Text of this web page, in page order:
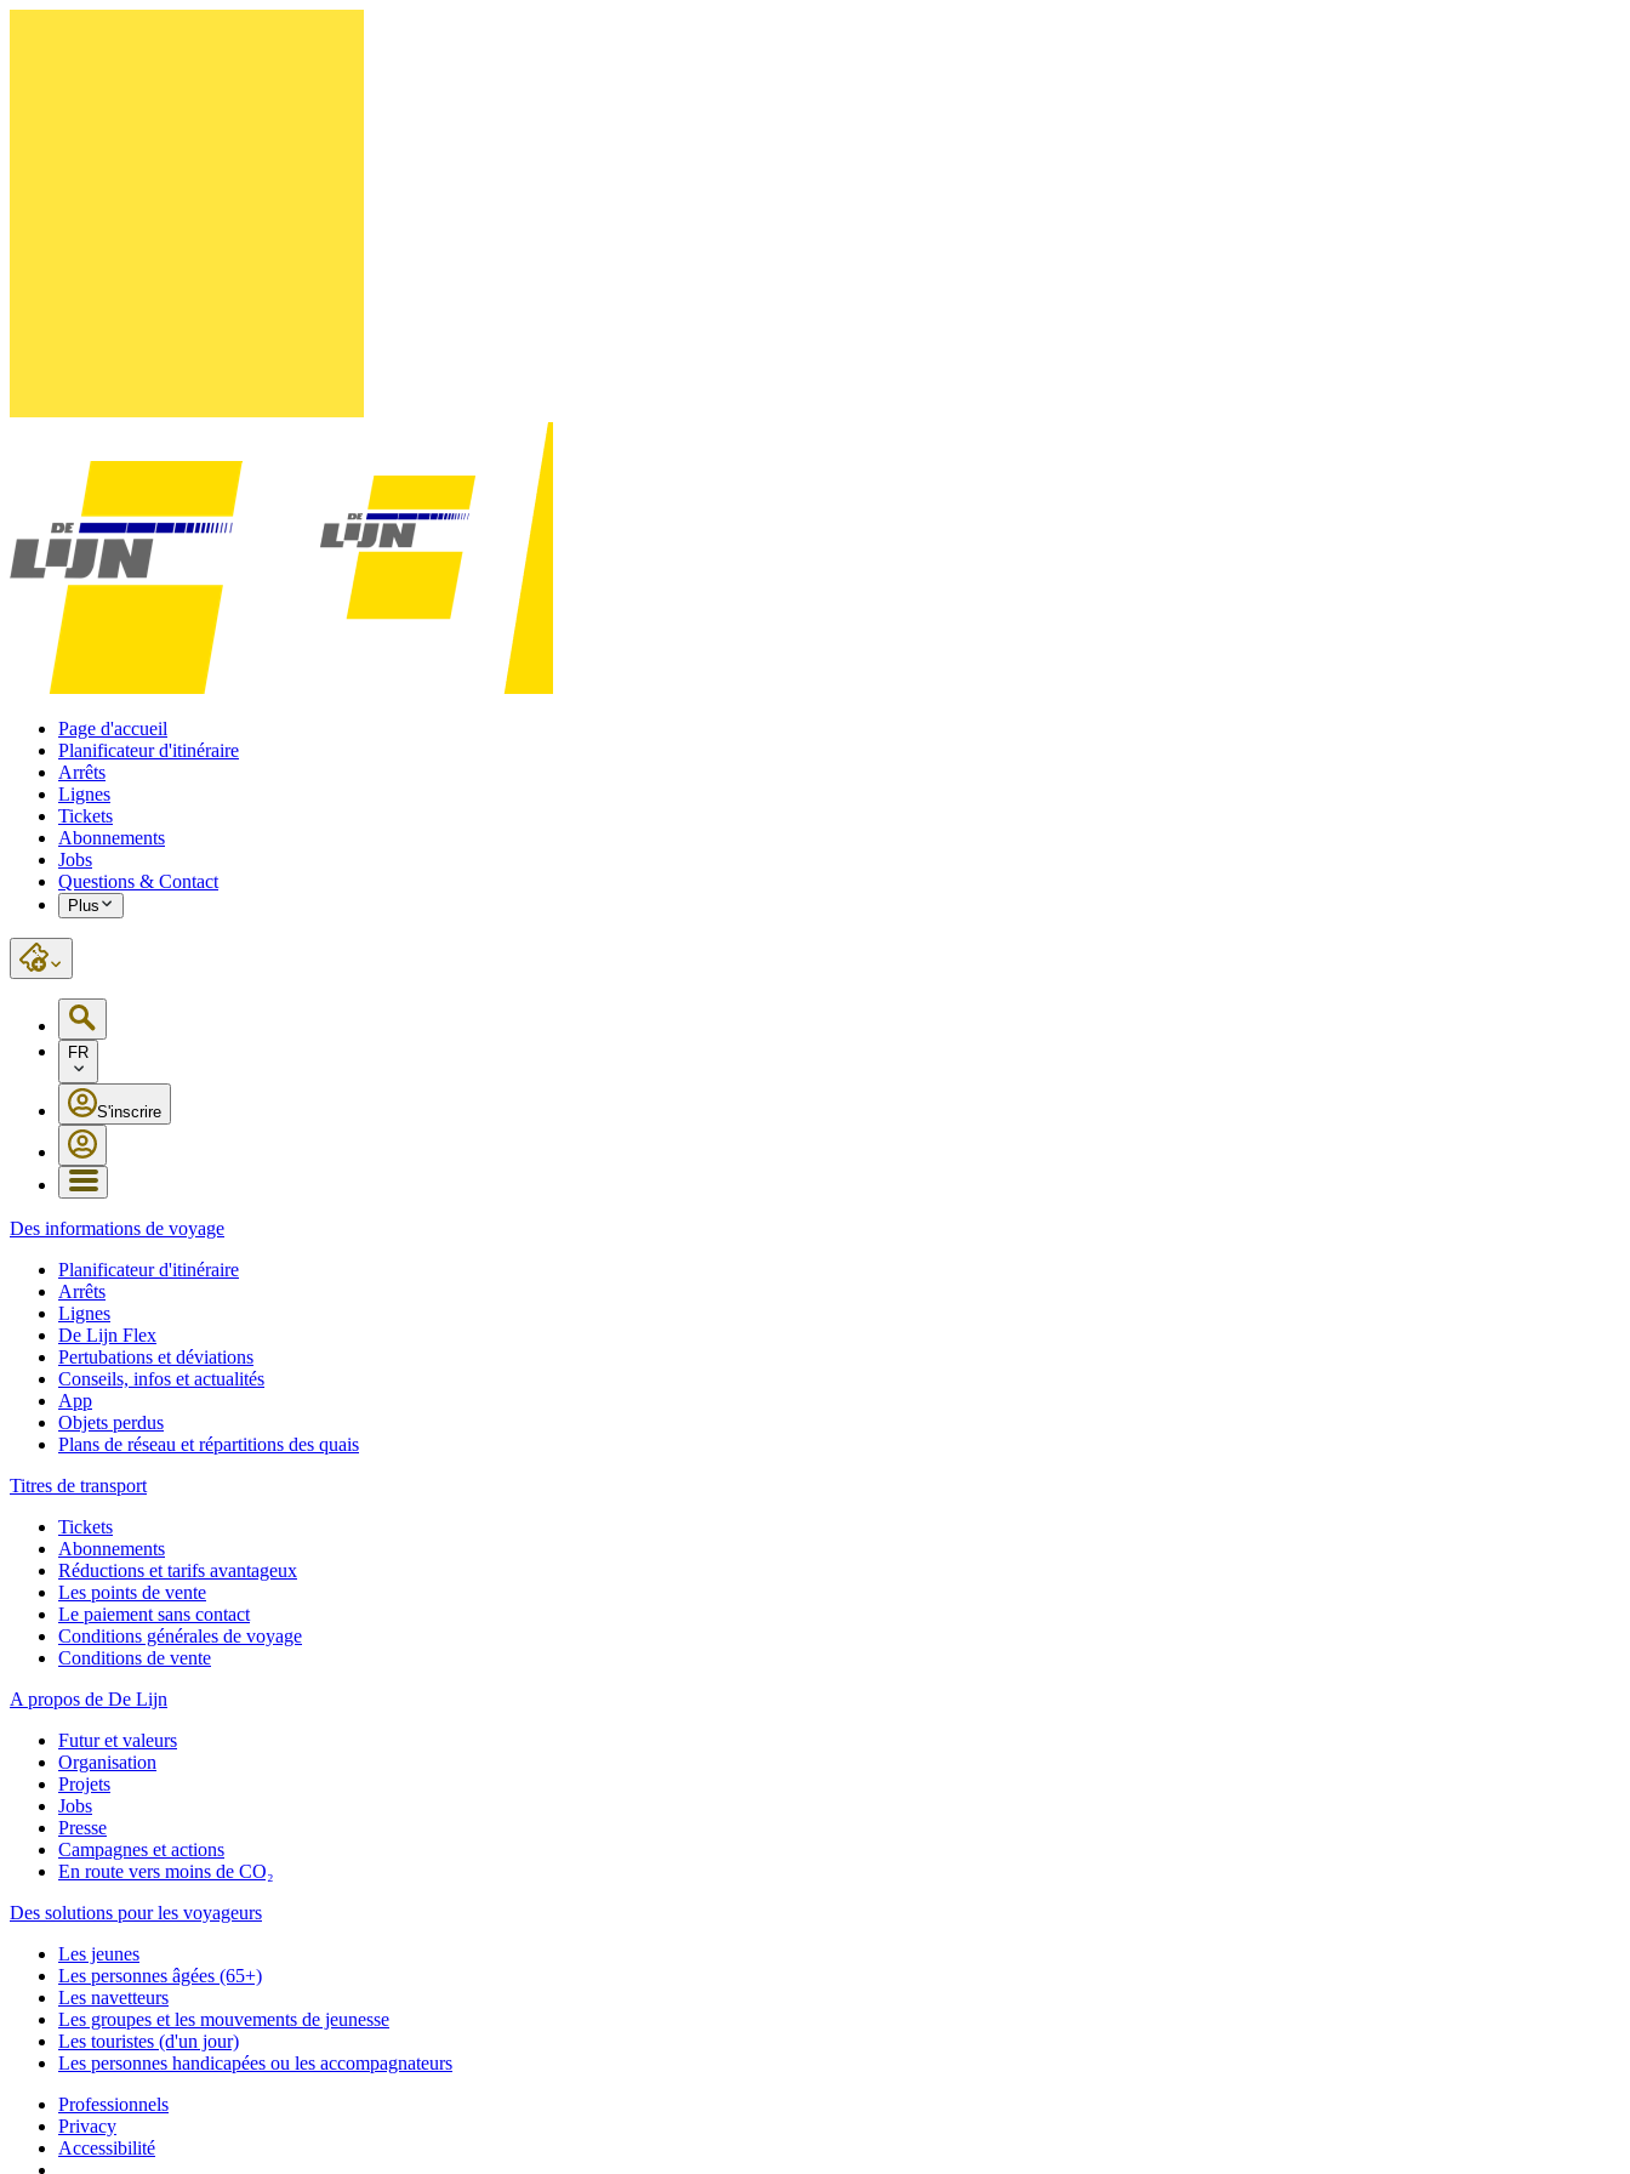
Page d'accueil
Planificateur d'itinéraire
Arrêts
Lignes
Tickets
Abonnements
Jobs
Questions & Contact
Plus
FR
S'inscrire
Des informations de voyage
Planificateur d'itinéraire
Arrêts
Lignes
De Lijn Flex
Pertubations et déviations
Conseils, infos et actualités
App
Objets perdus
Plans de réseau et répartitions des quais
Titres de transport
Tickets
Abonnements
Réductions et tarifs avantageux
Les points de vente
Le paiement sans contact
Conditions générales de voyage
Conditions de vente
A propos de De Lijn
Futur et valeurs
Organisation
Projets
Jobs
Presse
Campagnes et actions
En route vers moins de CO₂
Des solutions pour les voyageurs
Les jeunes
Les personnes âgées (65+)
Les navetteurs
Les groupes et les mouvements de jeunesse
Les touristes (d'un jour)
Les personnes handicapées ou les accompagnateurs
Professionnels
Privacy
Accessibilité